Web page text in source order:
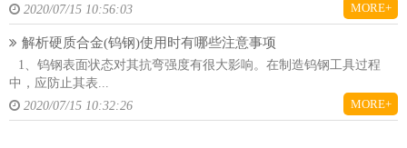
2020/07/15 10:56:03
MORE+
解析硬质合金(钨钢)使用时有哪些注意事项
1、钨钢表面状态对其抗弯强度有很大影响。在制造钨钢工具过程
中，应防止其表...
2020/07/15 10:32:26
MORE+